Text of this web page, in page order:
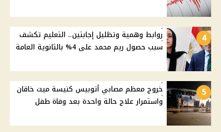
4
روابط وهمية وتظليل إجابتين.. التعليم تكشف
سبب حصول ريم محمد على 4% بالثانوية العامة
5
خروج معظم مصابي أتوبيس كنيسة ميت خاقان
واستمرار علاج حالة واحدة بعد وفاة طفل